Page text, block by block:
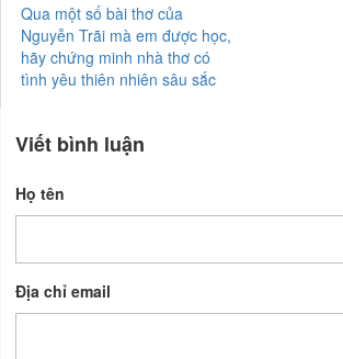
Qua một số bài thơ của
Nguyễn Trãi mà em được học,
hãy chứng minh nhà thơ có
tình yêu thiên nhiên sâu sắc
Viết bình luận
Họ tên
Địa chỉ email